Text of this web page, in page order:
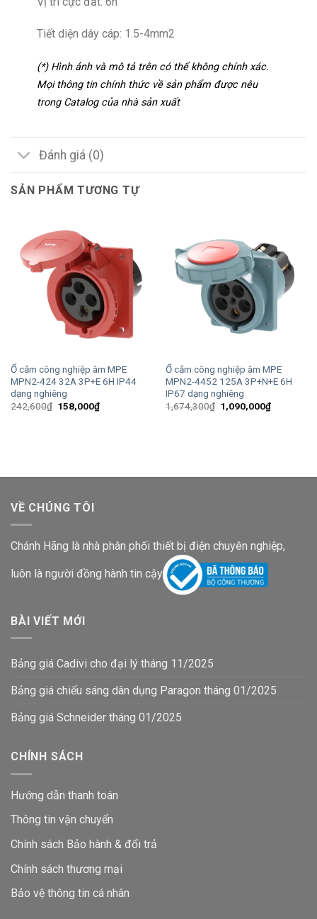
Tiết diện dây cáp: 1.5-4mm2
(*) Hình ảnh và mô tả trên có thể không chính xác.
Mọi thông tin chính thức về sản phẩm được nêu
trong Catalog của nhà sản xuất
Đánh giá (0)
SẢN PHẨM TƯƠNG TỰ
Ổ cắm công nghiệp âm MPE
MPN2-424 32A 3P+E 6H IP44
dạng nghiêng
242,600₫ Giá
158,000₫Giá
hiện
Ổ cắm công nghiệp âm MPE
MPN2-4452 125A 3P+N+E 6H
IP67 dạng nghiêng
1,674,300₫ Giá
gốc
1,090,000₫Giá
hiện
VỀ CHÚNG TÔI
Chánh Hãng là nhà phân phối thiết bị điện chuyên nghiệp,
luôn là người đồng hành tin cậy
BÀI VIẾT MỚI
Bảng giá Cadivi cho đại lý tháng 11/2025
Bảng giá chiếu sáng dân dụng Paragon tháng 01/2025
Bảng giá Schneider tháng 01/2025
CHÍNH SÁCH
Hướng dẫn thanh toán
Thông tin vận chuyển
Chính sách Bảo hành & đổi trả
Chính sách thương mại
Bảo vệ thông tin cá nhân